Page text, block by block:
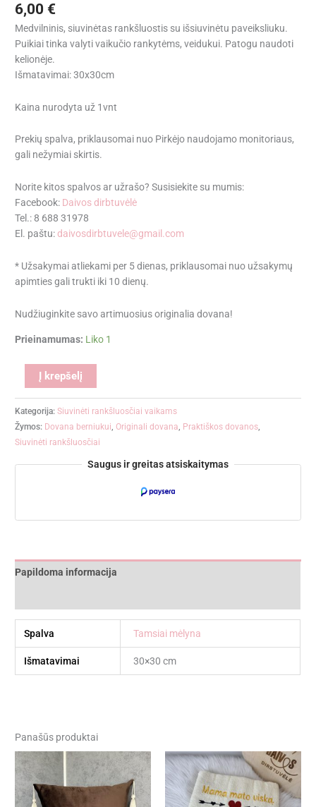
6,00 €
Medvilninis, siuvinėtas rankšluostis su išsiuvinėtu paveiksliuku.
Puikiai tinka valyti vaikučio rankytėms, veidukui. Patogu naudoti
kelionėje.
Išmatavimai: 30x30cm
Kaina nurodyta už 1vnt
Prekių spalva, priklausomai nuo Pirkėjo naudojamo monitoriaus,
gali nežymiai skirtis.
Norite kitos spalvos ar užrašo? Susisiekite su mumis:
Facebook: Daivos dirbtuvėlė
Tel.: 8 688 31978
El. paštu: daivosdirbtuvele@gmail.com
* Užsakymai atliekami per 5 dienas, priklausomai nuo užsakymų
apimties gali trukti iki 10 dienų.
Nudžiuginkite savo artimuosius originalia dovana!
Prieinamumas: Liko 1
Į krepšelį
Kategorija:Siuvinėti rankšluosčiai vaikams
Žymos: Dovana berniukui Originali dovana Praktiškos dovanos
Siuvinėti rankšluosčiai
Saugus ir greitas atsiskaitymas
Papildoma informacija
Spalva Tamsiai mėlyna
Išmatavimai 30×30 cm
Panašūs produktai